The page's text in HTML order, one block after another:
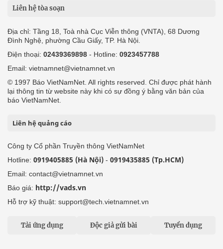
Liên hệ tòa soạn
Địa chỉ: Tầng 18, Toà nhà Cục Viễn thông (VNTA), 68 Dương
Đình Nghệ, phường Cầu Giấy, TP. Hà Nội.
Điện thoại: 02439369898 - Hotline: 0923457788
Email: vietnamnet@vietnamnet.vn
© 1997 Báo VietNamNet. All rights reserved. Chỉ được phát hành
lại thông tin từ website này khi có sự đồng ý bằng văn bản của
báo VietNamNet.
Liên hệ quảng cáo
Công ty Cổ phần Truyền thông VietNamNet
Hotline: 0919405885 (Hà Nội) - 0919435885 (Tp.HCM)
Email: contact@vietnamnet.vn
Báo giá: http://vads.vn
Hỗ trợ kỹ thuật: support@tech.vietnamnet.vn
Tải ứng dụng Độc giả gửi bài Tuyển dụng